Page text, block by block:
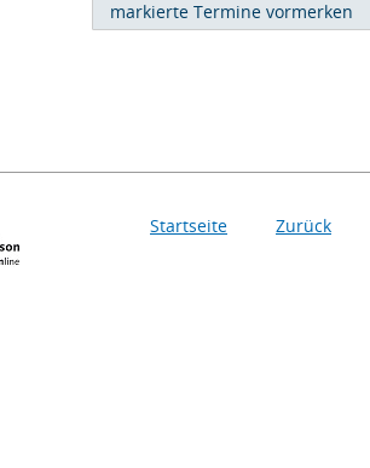
Startseite Zurück